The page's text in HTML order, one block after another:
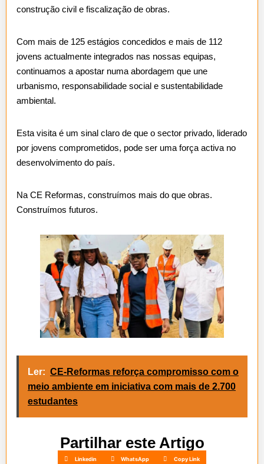
construção civil e fiscalização de obras.
Com mais de 125 estágios concedidos e mais de 112
jovens actualmente integrados nas nossas equipas,
continuamos a apostar numa abordagem que une
urbanismo, responsabilidade social e sustentabilidade
ambiental.
Esta visita é um sinal claro de que o sector privado, liderado
por jovens comprometidos, pode ser uma força activa no
desenvolvimento do país.
Na CE Reformas, construímos mais do que obras.
Construímos futuros.
Ler: CE-Reformas reforça compromisso com o
meio ambiente em iniciativa com mais de 2.700
estudantes
Partilhar este Artigo
Linkedin WhatsApp Copy Link